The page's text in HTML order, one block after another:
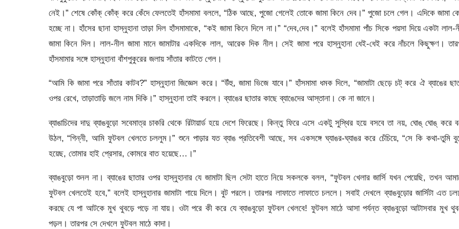
নেই।” শেষে কোঁক্ কোঁক্ করে কেঁদে ফেলতেই হাঁসমামা বললে, “ঠিক আছে, পুজো গেলেই তোকে জামা কিনে দেব।” পুজো চলে গেল। এদিকে জামা
হচ্ছে না। হাঁসের ছানা হাস্নুহানা তাড়া দিল হাঁসমামাকে, “কই জামা কিনে দিলে না।” “দেব,দেব।” বলেই হাঁসমামা পাঁচ সিকে পয়সা দিয়ে একটা লাল-
জামা কিনে দিল। লাল-নীল জামা মানে জামাটার একদিকে লাল, আরেক দিক নীল। সেই জামা পরে হাস্নুহানা ধেই-ধেই করে নাঁচলে কিছুক্ষণ।
হাঁসমামার সঙ্গে হাস্নুহানা বাঁশপুকুরের জলায় সাঁতার কাটতে গেল।
“আমি কি জামা পরে সাঁতার কাটব?” হাস্নুহানা জিজ্ঞেস করে। “উঁহু, জামা ভিজে যাবে।” হাঁসমামা ধমক দিলে, “জামাটা ছেড়ে চট্ করে ঐ ব্যাঙের
ওপর রেখে, তাড়াতাড়ি জলে নাম দিকি।” হাস্নুহানা তাই করলে। ব্যাঙের ছাতার কাছে ব্যাঙেদের আস্তানা। কে না জানে।
ব্যাঙাচিদের দাদু ব্যাঙবুড়ো সবেমাত্র চাকরি থেকে রিটায়ার্ড হয়ে দেশে ফিরেছে। কিন্তু ফিরে এসে একটু সুস্থির হয়ে বসবে তা নয়, ঘোঙ্ ঘোঙ্ করে
উঠল, “গিন্নী, আমি ফুটবল খেলতে চললুম।” শুনে পাড়ার যত ব্যাঙ প্রতিবেশী আছে, সব একসঙ্গে ঘ্যাঙর-ঘ্যাঙর করে চেঁচিয়ে, “সে কি কথা-তুমি
হয়েছ, তোমার হাই প্রেসার, কোমরে বাত হয়েছে…।”
ব্যাঙবুড়ো শুনল না। ব্যাঙের ছাতার ওপর হাস্নুহানার যে জামাটা ছিল সেটা হাতে নিয়ে সকলকে বলল, “ফুটবল খেলার জার্সি যখন পেয়েছি, তখন
ফুটবল খেলতেই হবে,” বলেই হাস্নুহানার জামাটা গায়ে দিলে। বুট পরলে। তারপর লাফাতে লাফাতে চললে। সবাই দেখলে ব্যাঙবুড়োর জার্সিটা এত
করছে যে পা আটকে মুখ থুবড়ে পড়ে না যায়। ওটা পরে কী করে যে ব্যাঙবুড়ো ফুটবল খেলবে! ফুটবল মাঠে আসা পর্যন্ত ব্যাঙবুড়ো আটাসবার মুখ
পড়ল। তারপর সে দেখলে ফুটবল মাঠে কাদা।